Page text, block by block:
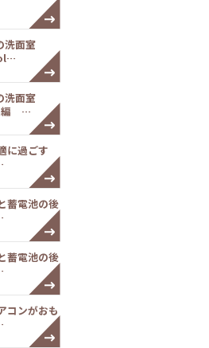
洗面室
洗面室
編 …
に過ごす
蓄電池の後
蓄電池の後
ンがおも